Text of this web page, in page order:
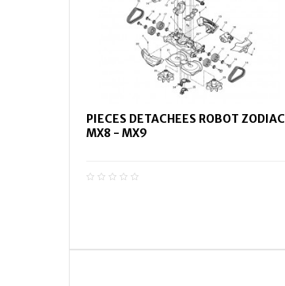
PIECES DETACHEES ROBOT ZODIAC
MX8 - MX9